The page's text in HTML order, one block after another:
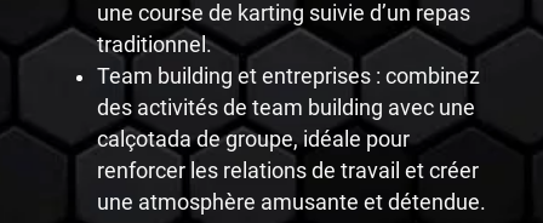
une course de karting suivie d’un repas
traditionnel.
Team building et entreprises : combinez
des activités de team building avec une
calçotada de groupe, idéale pour
renforcer les relations de travail et créer
une atmosphère amusante et détendue.